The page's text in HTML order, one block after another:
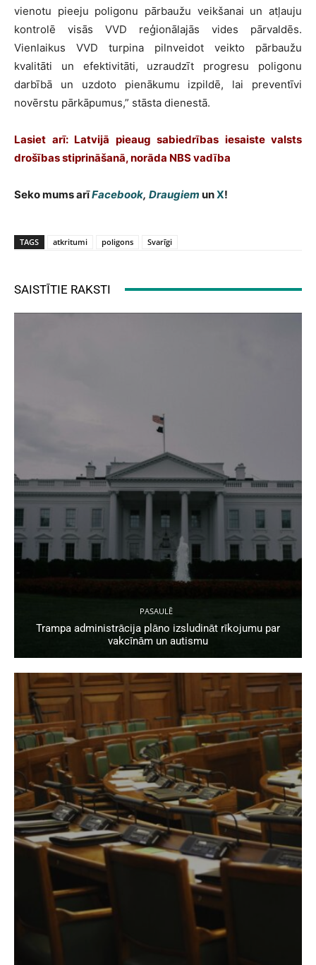
vienotu pieeju poligonu pārbaužu veikšanai un atļauju
kontrolē visās VVD reģionālajās vides pārvaldēs.
Vienlaikus VVD turpina pilnveidot veikto pārbaužu
kvalitāti un efektivitāti, uzraudzīt progresu poligonu
darbībā un uzdoto pienākumu izpildē, lai preventīvi
novērstu pārkāpumus,” stāsta dienestā.
Lasiet arī: Latvijā pieaug sabiedrības iesaiste valsts
drošības stiprināšanā, norāda NBS vadība
Seko mums arīFacebook, Draugiem unX!
TAGS atkritumi poligons Svarīgi
SAISTĪTIE RAKSTI
PASAULĒ
Trampa administrācija plāno izsludināt rīkojumu par
vakcīnām un autismu